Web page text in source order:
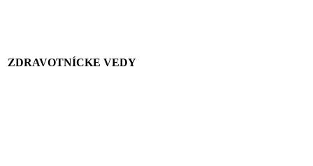
ZDRAVOTNÍCKE VEDY